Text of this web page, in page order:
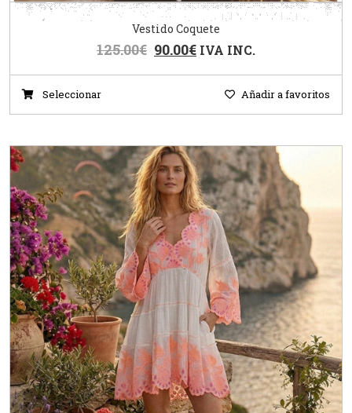
Vestido Coquete
125.00€ 90.00€ IVA INC.
Seleccionar Añadir a favoritos